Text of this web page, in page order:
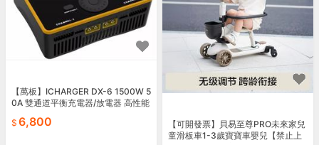
【萬板】ICHARGER DX-6 1500W 5
0A 雙通道平衡充電器/放電器 高性能
6,800
【可開發票】貝易至尊PRO未來家兒
童滑板車1-3歲寶寶車嬰兒【禁止上